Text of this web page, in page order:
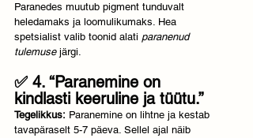
Paranedes muutub pigment tunduvalt
heledamaks ja loomulikumaks. Hea
spetsialist valib toonid alati paranenud
tulemuse järgi.
✅ 4. “Paranemine on
kindlasti keeruline ja tüütu.”
Tegelikkus: Paranemine on lihtne ja kestab
tavapäraselt 5-7 päeva. Sellel ajal näib